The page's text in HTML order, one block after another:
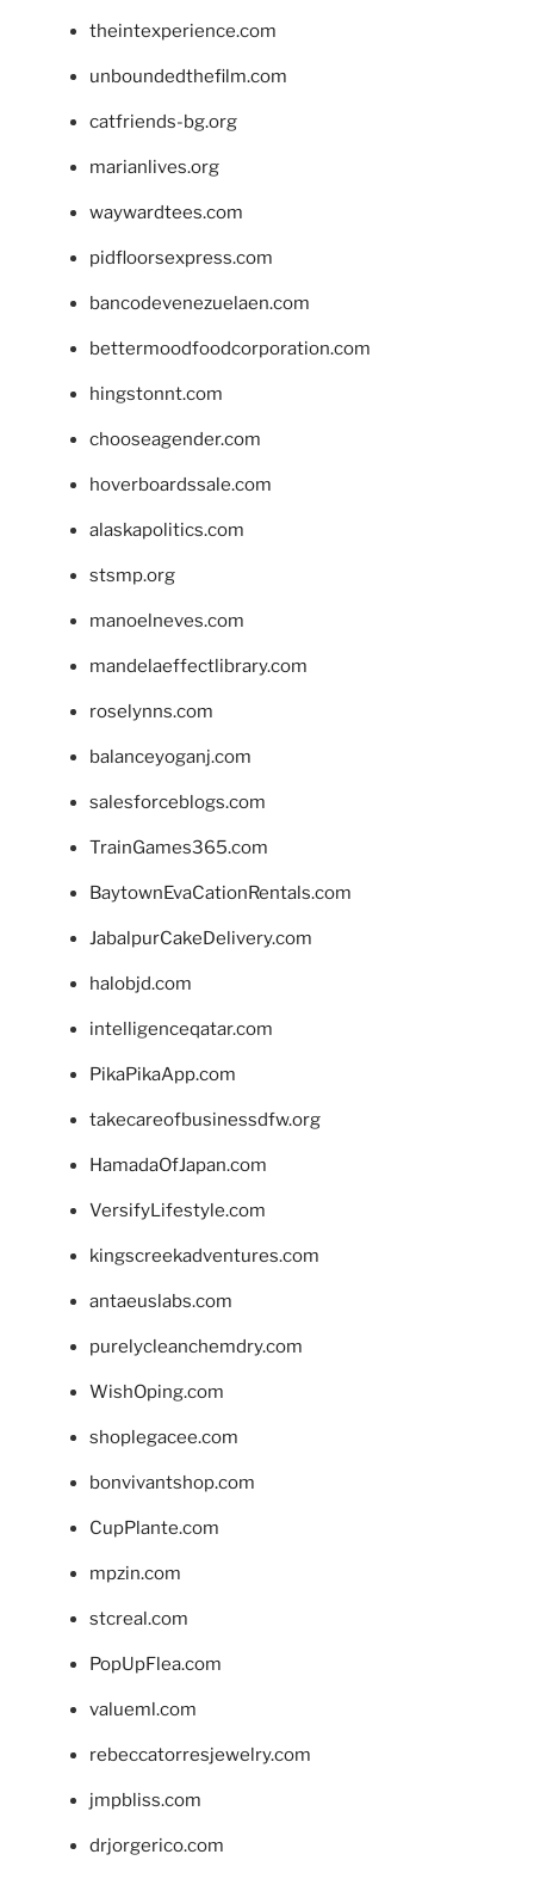
theintexperience.com
unboundedthefilm.com
catfriends-bg.org
marianlives.org
waywardtees.com
pidfloorsexpress.com
bancodevenezuelaen.com
bettermoodfoodcorporation.com
hingstonnt.com
chooseagender.com
hoverboardssale.com
alaskapolitics.com
stsmp.org
manoelneves.com
mandelaeffectlibrary.com
roselynns.com
balanceyoganj.com
salesforceblogs.com
TrainGames365.com
BaytownEvaCationRentals.com
JabalpurCakeDelivery.com
halobjd.com
intelligenceqatar.com
PikaPikaApp.com
takecareofbusinessdfw.org
HamadaOfJapan.com
VersifyLifestyle.com
kingscreekadventures.com
antaeuslabs.com
purelycleanchemdry.com
WishOping.com
shoplegacee.com
bonvivantshop.com
CupPlante.com
mpzin.com
stcreal.com
PopUpFlea.com
valueml.com
rebeccatorresjewelry.com
jmpbliss.com
drjorgerico.com